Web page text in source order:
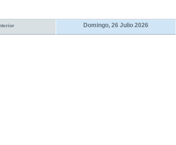
Domingo, 26 Julio 2026